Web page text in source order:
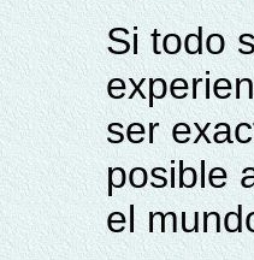
Si todo
ser
posible
el